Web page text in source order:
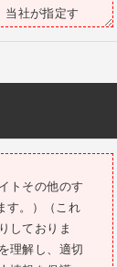
当社が指定す
ください。
とができま
発生し、契約
トその他のす
す。）（これ
しておりま
理解し、適切